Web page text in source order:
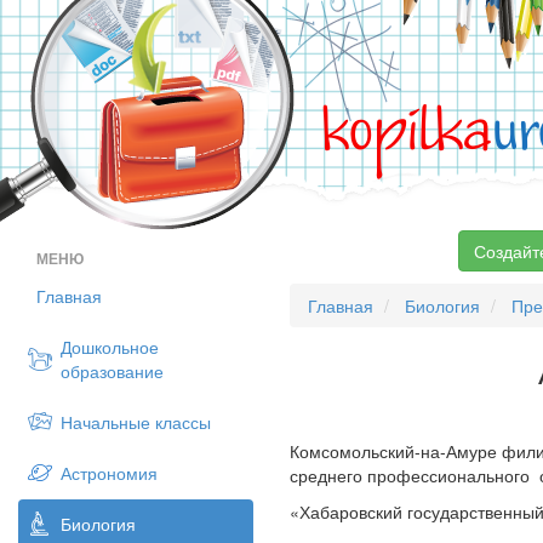
kopilka
МЕНЮ
Главная
Дошкольное
образование
Начальные классы
Астрономия
Биология
Главная Биология
Комсомольский-на-Амуре
среднего профессионального
«Хабаровский